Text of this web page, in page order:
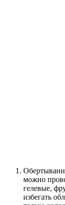
можно
гелевые,
избегать